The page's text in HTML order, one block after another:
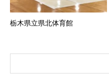
栃木県立県北体育館